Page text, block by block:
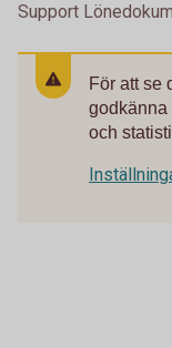
Support
För att se
godkänna
och